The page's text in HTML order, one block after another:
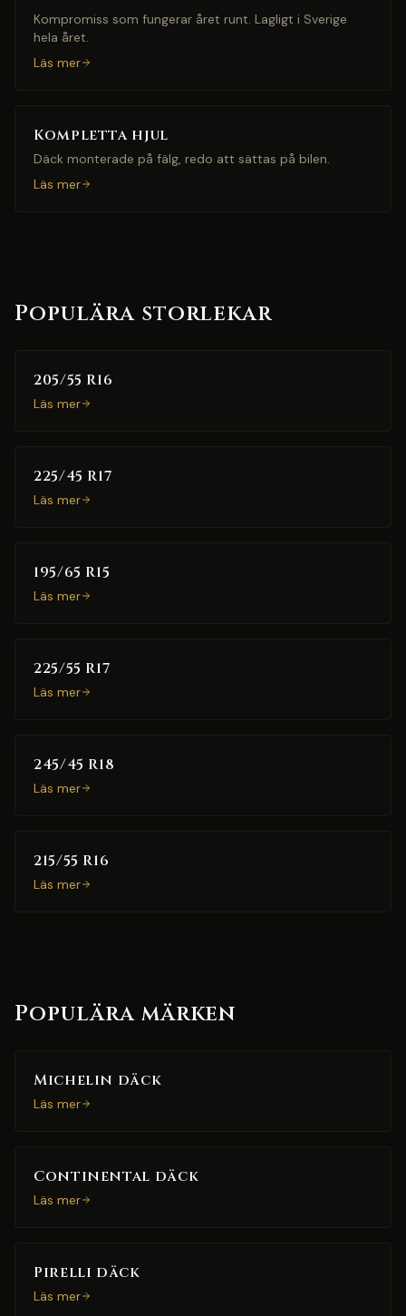
Kompromiss som fungerar året runt. Lagligt i Sverige
hela året.
Läs mer
Kompletta hjul
Däck monterade på fälg, redo att sättas på bilen.
Läs mer
Populära storlekar
205/55 R16
Läs mer
225/45 R17
Läs mer
195/65 R15
Läs mer
225/55 R17
Läs mer
245/45 R18
Läs mer
215/55 R16
Läs mer
Populära märken
Michelin däck
Läs mer
Continental däck
Läs mer
Pirelli däck
Läs mer